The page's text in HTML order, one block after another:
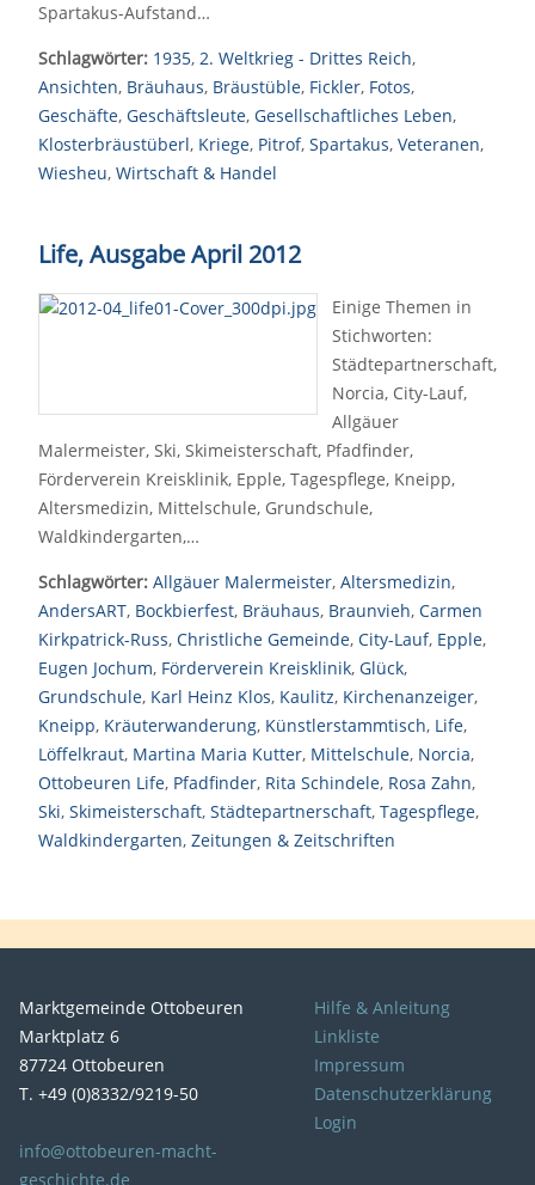
Spartakus-Aufstand…
Schlagwörter: 1935, 2. Weltkrieg - Drittes Reich,
Ansichten, Bräuhaus, Bräustüble, Fickler, Fotos,
Geschäfte, Geschäftsleute, Gesellschaftliches Leben,
Klosterbräustüberl, Kriege, Pitrof, Spartakus, Veteranen,
Wiesheu, Wirtschaft & Handel
Life, Ausgabe April 2012
Einige Themen in
Stichworten:
Städtepartnerschaft,
Norcia, City-Lauf,
Allgäuer
Malermeister, Ski, Skimeisterschaft, Pfadfinder,
Förderverein Kreisklinik, Epple, Tagespflege, Kneipp,
Altersmedizin, Mittelschule, Grundschule,
Waldkindergarten,…
Schlagwörter: Allgäuer Malermeister, Altersmedizin,
AndersART, Bockbierfest, Bräuhaus, Braunvieh, Carmen
Kirkpatrick-Russ, Christliche Gemeinde, City-Lauf, Epple,
Eugen Jochum, Förderverein Kreisklinik, Glück,
Grundschule, Karl Heinz Klos, Kaulitz, Kirchenanzeiger,
Kneipp, Kräuterwanderung, Künstlerstammtisch, Life,
Löffelkraut, Martina Maria Kutter, Mittelschule, Norcia,
Ottobeuren Life, Pfadfinder, Rita Schindele, Rosa Zahn,
Ski, Skimeisterschaft, Städtepartnerschaft, Tagespflege,
Waldkindergarten, Zeitungen & Zeitschriften
Marktgemeinde Ottobeuren
Marktplatz 6
87724 Ottobeuren
T. +49 (0)8332/9219-50
info@ottobeuren-macht-
geschichte.de
Hilfe & Anleitung
Linkliste
Impressum
Datenschutzerklärung
Login